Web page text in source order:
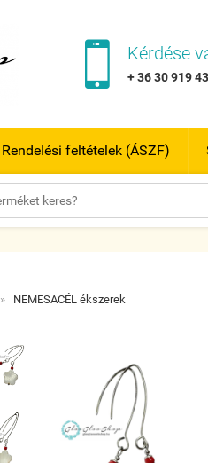
 Kérdése
+ 36 30 919
Rendelési feltételek (ÁSZF)
» NEMESACÉL ékszerek